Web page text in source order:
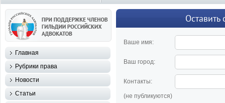
Ваше имя:
Ваш город:
Контакты:
(не публикуются)
Главная
Рубрики права
Новости
Статьи